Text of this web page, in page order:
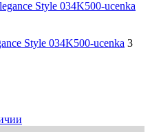
Style 034K500-ucenka 3